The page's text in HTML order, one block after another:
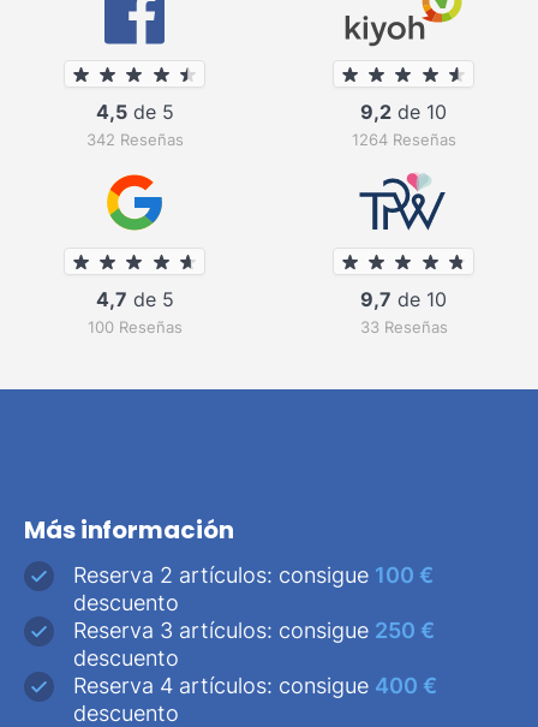
4,5de 5
342 Reseñas
9,2 de 10
1264 Reseñas
4,7 de 5
100 Reseñas
9,7 de 10
33 Reseñas
Más información
Reserva 2 artículos: consigue 100 €
descuento
Reserva 3 artículos: consigue 250 €
descuento
Reserva 4 artículos: consigue 400 €
descuento